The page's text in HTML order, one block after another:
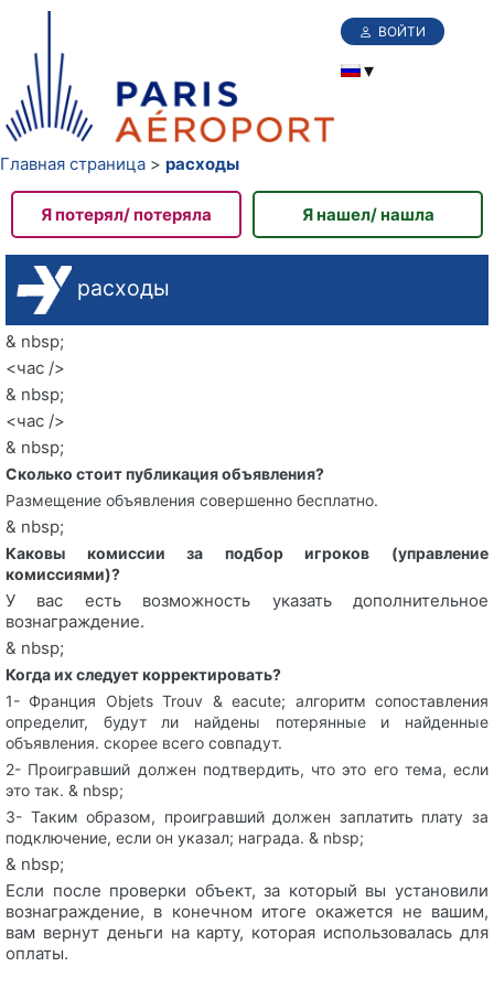
ВОЙТИ
Главная страница расходы
Я потерял/ потеряла Я нашел/ нашла
расходы
& nbsp;
<час />
& nbsp;
<час />
& nbsp;
Сколько стоит публикация объявления?
Размещение объявления совершенно бесплатно.
& nbsp;
Каковы комиссии за подбор игроков (управление
комиссиями)?
У вас есть возможность указать дополнительное
вознаграждение.
& nbsp;
Когда их следует корректировать?
1- Франция Objets Trouv & eacute; алгоритм сопоставления
определит, будут ли найдены потерянные и найденные
объявления. скорее всего совпадут.
2- Проигравший должен подтвердить, что это его тема, если
это так. & nbsp;
3- Таким образом, проигравший должен заплатить плату за
подключение, если он указал; награда. & nbsp;
& nbsp;
Если после проверки объект, за который вы установили
вознаграждение, в конечном итоге окажется не вашим,
вам вернут деньги на карту, которая использовалась для
оплаты.